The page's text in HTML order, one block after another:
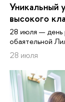
Уникальный
высокого
28 июля — день
обаятельной
28 июля